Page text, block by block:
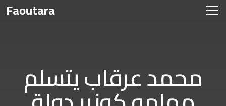
Faoutara
محمد عرقاب يتسلم